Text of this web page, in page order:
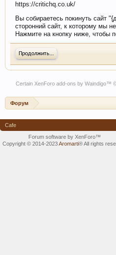
https://critichq.co.uk/
Вы собираетесь покинуть сайт
сторонний сайт, к которому мы
Нажмите на кнопку ниже, чтобы
Продолжить...
Certain XenForo add-ons by Waindigo™
Форум
Cafe
Forum software by XenForo™
Copyright © 2014-2023Aromarti®All rights